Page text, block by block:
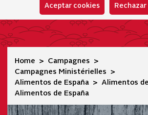
Aceptar cookies
Alimentos de España
Home
Campagnes
Campagnes Ministérielles
Alimentos de España
Alimentos
Alimentos de España